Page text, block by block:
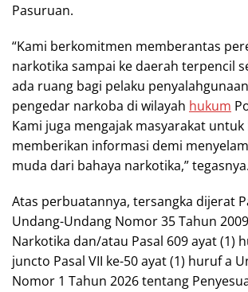
Pasuruan.
“Kami berkomitmen memberantas
narkotika sampai ke daerah terpencil
ada ruang bagi pelaku
pengedar narkoba di wilayah hukum
Kami juga mengajak masyarakat
memberikan informasi demi
muda dari bahaya narkotika,” tegasnya.
Atas perbuatannya, tersangka dijerat
Undang-Undang Nomor 35 Tahun
Narkotika dan/atau Pasal 609 ayat (1)
juncto Pasal VII ke-50 ayat (1) huruf a
Nomor 1 Tahun 2026 tentang